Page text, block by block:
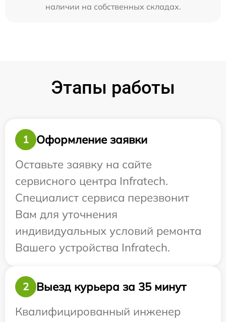
наличии на собственных складах.
Этапы работы
1
Оформление заявки
Оставьте заявку на сайте
сервисного центра Infratech.
Специалист сервиса перезвонит
Вам для уточнения
индивидуальных условий ремонта
Вашего устройства Infratech.
2
Выезд курьера за 35 минут
Квалифицированный инженер